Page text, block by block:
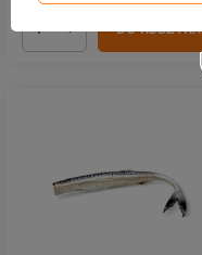
Ilość produktówDO KOSZYKA